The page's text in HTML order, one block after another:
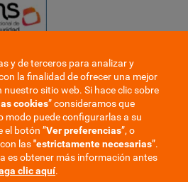
y de terceros para analizar y
la finalidad de ofrecer una mejor
nuestro sitio web. Si hace clic sobre
cookies” consideramos que
modo puede configurarlas a su
el botón ”Ver preferencias”, o
las"estrictamentenecesarias”.
es obtener más información antes
clic aquí.